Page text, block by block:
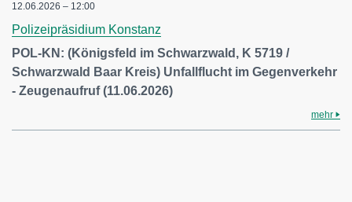
12.06.2026 – 12:00
Polizeipräsidium Konstanz
POL-KN: (Königsfeld im Schwarzwald, K 5719 /
Schwarzwald Baar Kreis) Unfallflucht im Gegenverkehr
- Zeugenaufruf (11.06.2026)
mehr